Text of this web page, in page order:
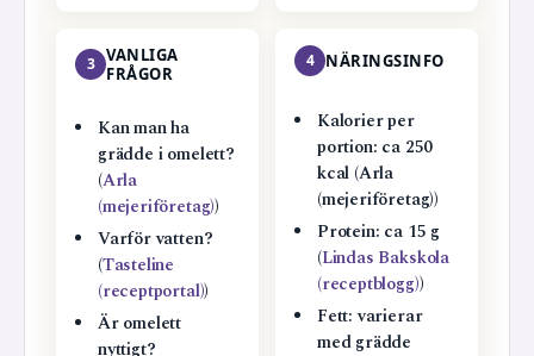
3 VANLIGA
FRÅGOR
Kan man ha
grädde i omelett?
(Arla
(mejeriföretag))
Varför vatten?
(Tasteline
(receptportal))
Är omelett
nyttigt?
4 NÄRINGSINFO
Kalorier per
portion: ca 250
kcal (Arla
(mejeriföretag))
Protein: ca 15 g
(Lindas Bakskola
(receptblogg))
Fett: varierar
med grädde